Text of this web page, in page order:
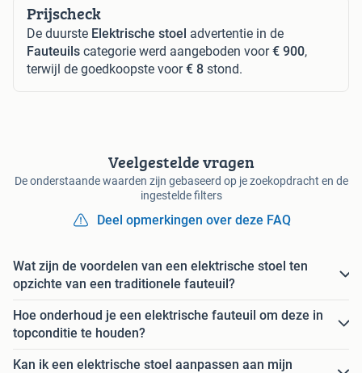
Prijscheck
De duurste Elektrische stoel advertentie in de
Fauteuils categorie werd aangeboden voor€ 900,
terwijl de goedkoopste voor€ 8 stond.
Veelgestelde vragen
De onderstaande waarden zijn gebaseerd op je zoekopdracht en de
ingestelde filters
Deel opmerkingen over deze FAQ
Wat zijn de voordelen van een elektrische stoel ten
opzichte van een traditionele fauteuil?
Hoe onderhoud je een elektrische fauteuil om deze in
topconditie te houden?
Kan ik een elektrische stoel aanpassen aan mijn